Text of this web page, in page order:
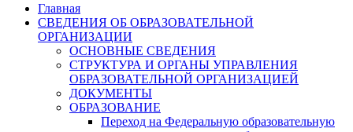
Главная
СВЕДЕНИЯ ОБ ОБРАЗОВАТЕЛЬНОЙ
ОРГАНИЗАЦИИ
ОСНОВНЫЕ СВЕДЕНИЯ
СТРУКТУРА И ОРГАНЫ УПРАВЛЕНИЯ
ОБРАЗОВАТЕЛЬНОЙ ОРГАНИЗАЦИЕЙ
ДОКУМЕНТЫ
ОБРАЗОВАНИЕ
Переход на Федеральную образовательную